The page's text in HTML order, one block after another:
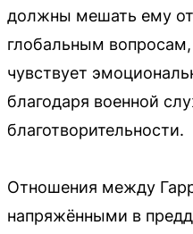
должны мешать ему
глобальным
чувствует
благодаря военной
благотворительности.
Отношения между
напряжёнными в